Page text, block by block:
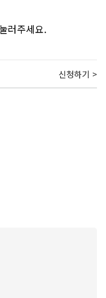
러주세요.
신청하기 >